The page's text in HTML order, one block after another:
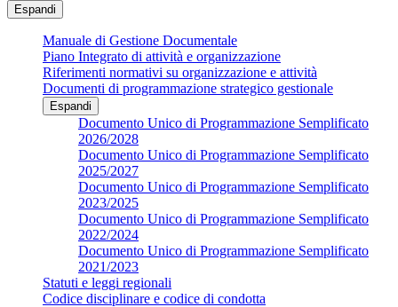
Espandi
Manuale di Gestione Documentale
Piano Integrato di attività e organizzazione
Riferimenti normativi su organizzazione e attività
Documenti di programmazione strategico gestionale
Espandi
Documento Unico di Programmazione Semplificato
2026/2028
Documento Unico di Programmazione Semplificato
2025/2027
Documento Unico di Programmazione Semplificato
2023/2025
Documento Unico di Programmazione Semplificato
2022/2024
Documento Unico di Programmazione Semplificato
2021/2023
Statuti e leggi regionali
Codice disciplinare e codice di condotta